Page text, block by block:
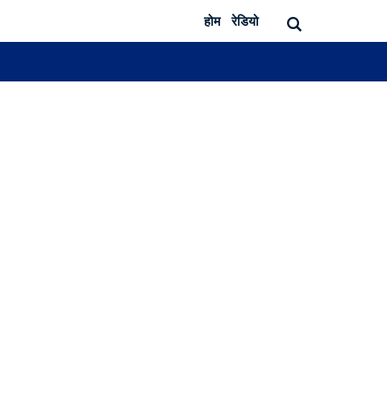
होम रेडियो